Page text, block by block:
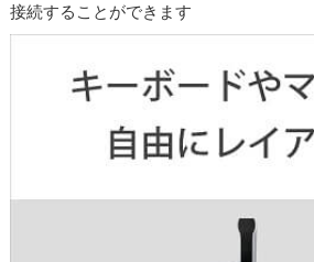
接続することができます